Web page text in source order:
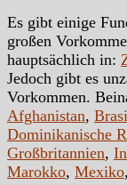
Es gibt einige
großen
hauptsächlich in:
Jedoch gibt es
Vorkommen.
Afghanistan,
Dominikanische
Großbritannien,
Marokko, Mexiko,